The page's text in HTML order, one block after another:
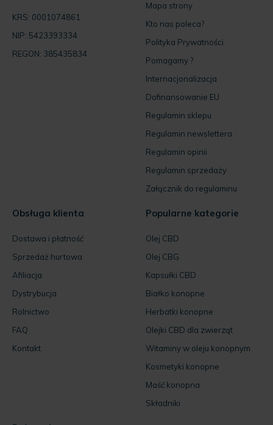
KRS: 0001074861
NIP: 5423393334
REGON: 385435834
Mapa strony
Kto nas poleca?
Polityka Prywatności
Pomagamy ?
Internacjonalizacja
Dofinansowanie EU
Regulamin sklepu
Regulamin newslettera
Regulamin opinii
Regulamin sprzedaży
Załącznik do regulaminu
Obsługa klienta
Dostawa i płatność
Sprzedaż hurtowa
Afiliacja
Dystrybucja
Rolnictwo
FAQ
Kontakt
Popularne kategorie
Olej CBD
Olej CBG
Kapsułki CBD
Białko konopne
Herbatki konopne
Olejki CBD dla zwierząt
Witaminy w oleju konopnym
Kosmetyki konopne
Maść konopna
Składniki